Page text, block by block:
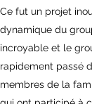
Ce fut un projet
dynamique du
incroyable et le
rapidement passé
membres de la